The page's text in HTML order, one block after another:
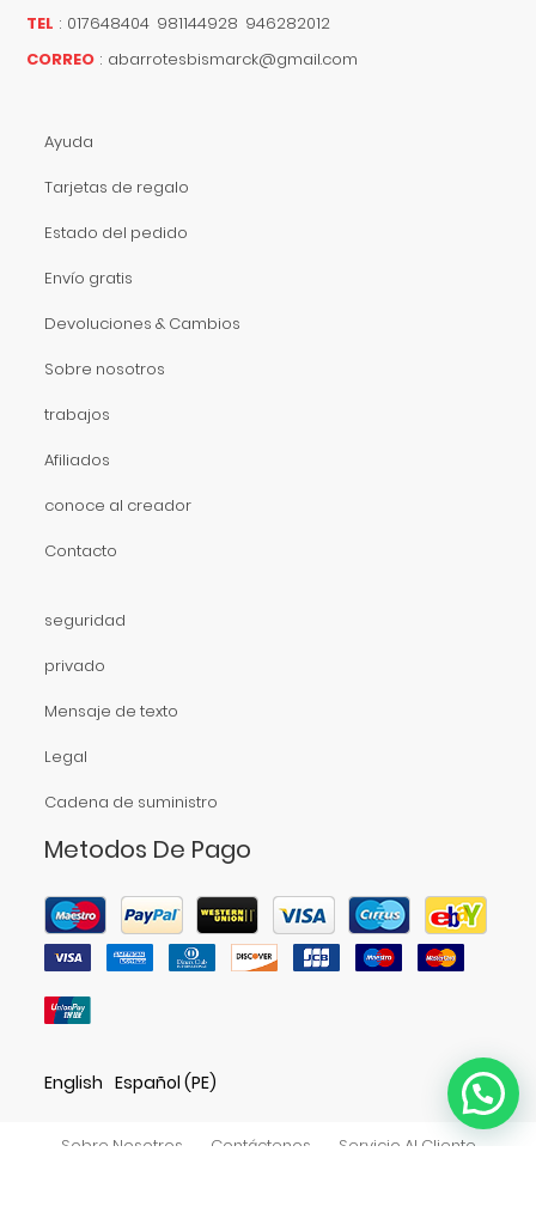
TEL : 017648404 981144928 946282012
CORREO : abarrotesbismarck@gmail.com
Ayuda
Tarjetas de regalo
Estado del pedido
Envío gratis
Devoluciones & Cambios
Sobre nosotros
trabajos
Afiliados
conoce al creador
Contacto
seguridad
privado
Mensaje de texto
Legal
Cadena de suministro
Metodos De Pago
English Español (PE)
Sobre Nosotros Contáctenos
Servicio Al Cliente